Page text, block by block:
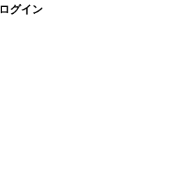
ログイン